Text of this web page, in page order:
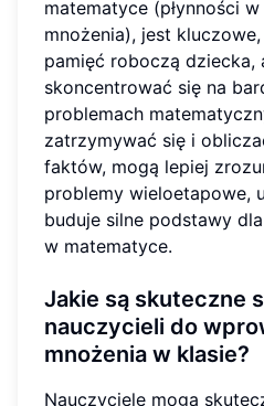
matematyce (płynności
mnożenia), jest
pamięć roboczą dziecka,
skoncentrować się na
problemach
zatrzymywać się i
faktów, mogą lepiej
problemy wieloetapowe,
buduje silne podstawy
w matematyce.
Jakie są skuteczne
nauczycieli do
mnożenia w klasie?
Nauczyciele mogą